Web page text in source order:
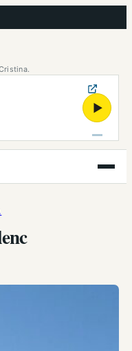
▶
Obre
el